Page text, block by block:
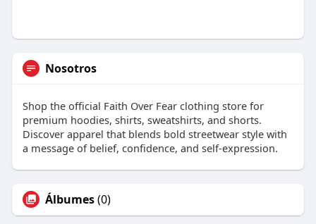
Nosotros
Shop the official Faith Over Fear clothing store for
premium hoodies, shirts, sweatshirts, and shorts.
Discover apparel that blends bold streetwear style with
a message of belief, confidence, and self-expression.
Álbumes(0)